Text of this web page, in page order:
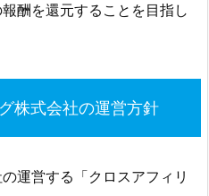
酬を還元することを目指し
株式会社の運営方針
運営する「クロスアフィリ